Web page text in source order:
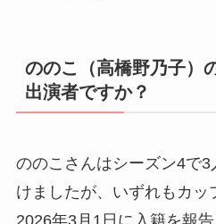
ののこ（高橋野乃子）
出演者ですか？
ののこさんはシーズン4で
けましたが、いずれもカッ
2026年3月1日に入籍を報